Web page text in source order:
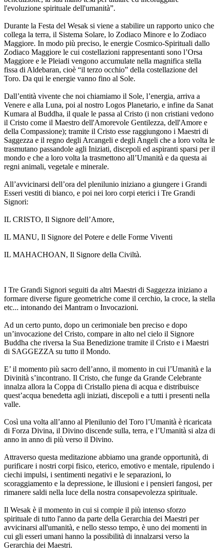
l'evoluzione spirituale dell'umanità”.
Durante la Festa del Wesak si viene a stabilire un rapporto unico che
collega la terra, il Sistema Solare, lo Zodiaco Minore e lo Zodiaco
Maggiore. In modo più preciso, le energie Cosmico-Spirituali dallo
Zodiaco Maggiore le cui costellazioni rappresentanti sono l’Orsa
Maggiore e le Pleiadi vengono accumulate nella magnifica stella
fissa di Aldebaran, cioè “il terzo occhio” della costellazione del
Toro. Da qui le energie vanno fino al Sole.
Dall’entità vivente che noi chiamiamo il Sole, l’energia, arriva a
Venere e alla Luna, poi al nostro Logos Planetario, e infine da Sanat
Kumara al Buddha, il quale le passa al Cristo (i non cristiani vedono
il Cristo come il Maestro dell'Amorevole Gentilezza, dell'Amore e
della Compassione); tramite il Cristo esse raggiungono i Maestri di
Saggezza e il regno degli Arcangeli e degli Angeli che a loro volta le
trasmutano passandole agli Iniziati, discepoli ed aspiranti sparsi per il
mondo e che a loro volta la trasmettono all’Umanità e da questa ai
regni animali, vegetale e minerale.
All’avvicinarsi dell’ora del plenilunio iniziano a giungere i Grandi
Esseri vestiti di bianco, e poi nei loro corpi eterici i Tre Grandi
Signori:
IL CRISTO, Il Signore dell’Amore,
IL MANU, Il Signore del Potere e delle Forme Viventi
IL MAHACHOAN, Il Signore della Civiltà.
I Tre Grandi Signori seguiti da altri Maestri di Saggezza iniziano a
formare diverse figure geometriche come il cerchio, la croce, la stella
etc... intonando dei Mantram o Invocazioni.
Ad un certo punto, dopo un cerimoniale ben preciso e dopo
un’invocazione del Cristo, compare in alto nel cielo il Signore
Buddha che riversa la Sua Benedizione tramite il Cristo e i Maestri
di SAGGEZZA su tutto il Mondo.
E’ il momento più sacro dell’anno, il momento in cui l’Umanità e la
Divinità s’incontrano. Il Cristo, che funge da Grande Celebrante
innalza allora la Coppa di Cristallo piena di acqua e distribuisce
quest’acqua benedetta agli iniziati, discepoli e a tutti i presenti nella
valle.
Così una volta all’anno al Plenilunio del Toro l’Umanità è ricaricata
di Forza Divina, il Divino discende sulla, terra, e l’Umanità si alza di
anno in anno di più verso il Divino.
Attraverso questa meditazione abbiamo una grande opportunità, di
purificare i nostri corpi fisico, eterico, emotivo e mentale, ripulendo i
ciechi impulsi, i sentimenti negativi e le separazioni, lo
scoraggiamento e la depressione, le illusioni e i pensieri fangosi, per
rimanere saldi nella luce della nostra consapevolezza spirituale.
Il Wesak è il momento in cui si compie il più intenso sforzo
spirituale di tutto l'anno da parte della Gerarchia dei Maestri per
avvicinarsi all'umanità, e nello stesso tempo, è uno dei momenti in
cui gli esseri umani hanno la possibilità di innalzarsi verso la
Gerarchia dei Maestri.